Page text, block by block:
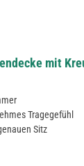
mit
Tragegefühl
Sitz